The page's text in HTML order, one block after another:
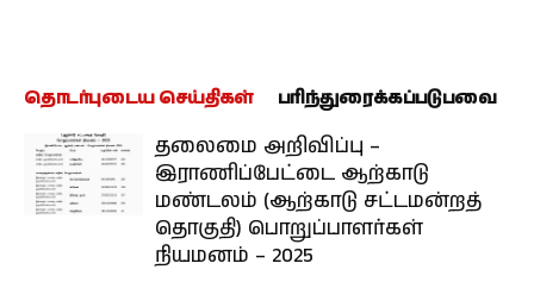
தொடர்புடைய செய்திகள் பரிந்துரைக்கப்படுபவை
தலைமை அறிவிப்பு –
இராணிப்பேட்டை ஆற்காடு
மண்டலம் (ஆற்காடு சட்டமன்றத்
தொகுதி) பொறுப்பாளர்கள்
நியமனம் – 2025